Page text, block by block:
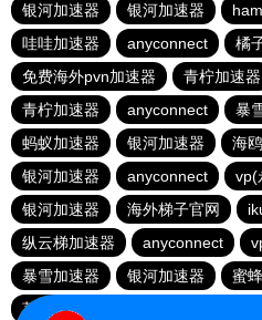
银河加速器
银河加速器
哇哇加速器
anyconnect 橘
免费海外pvn加速器
青柠加速器
青柠加速器
anyconnect 暴
蚂蚁加速器
银河加速器 海
银河加速器
anyconnect
vp(
银河加速器
海外梯子官网
纵云梯加速器
anyconnect
暴雪加速器
银河加速器 蜜
荔枝加速器